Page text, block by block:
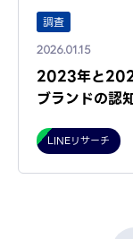
調査
2026.01.15
2023年と
ブランドの認
LINEリサーチ